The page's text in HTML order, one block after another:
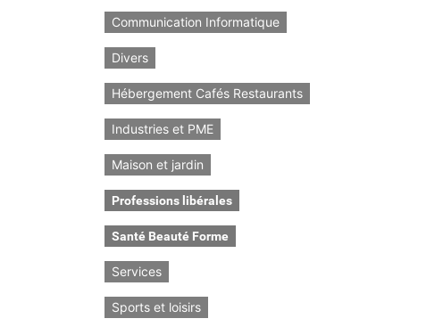
Communication Informatique
Divers
Hébergement Cafés Restaurants
Industries et PME
Maison et jardin
Professions libérales
Santé Beauté Forme
Services
Sports et loisirs